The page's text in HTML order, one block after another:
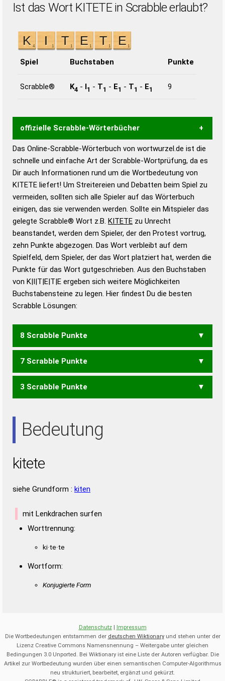
Ist das Wort KITETE in Scrabble erlaubt?
Spiel Buchstaben Punkte
Scrabble® K4 - I1 - T1 - E1 - T1 - E1 9
offizielle Scrabble-Wörterbücher
Wortwurzel liefert mit Hilfe eines semantischen
Wortanalyse-Algorithmus gute Anhaltspunkte zu
Wortbedeutung, Worttrennung und Wortform, um die
Gültigkeit eines Wortes für das Scrabble-Spiel zu
bestimmen!
zugelassene Turnier Scrabble-
Wörterbücher sind:
Duden – Standardwerk in 12 Bänden
Duden – Richtiges und gutes
Deutsch
Duden – Die deutsche Grammatik
Duden – Deutsches
Das Online-Scrabble-Wörterbuch von wortwurzel.de ist die
schnelle und einfache Art der Scrabble-Wortprüfung, da es
Dir auch Informationen rund um die Wortbedeutung von
KITETE liefert! Um Streitereien und Debatten beim Spiel zu
vermeiden, sollten sich alle Spieler auf das Wörterbuch
einigen, das sie verwenden werden. Sollte ein Mitspieler das
gelegte Scrabble® Wort z.B. KITETE zu Unrecht
beanstandet, werden dem Spieler, der den Protest vortrug,
zehn Punkte abgezogen. Das Wort verbleibt auf dem
Spielfeld, dem Spieler, der das Wort platziert hat, werden die
Punkte für das Wort gutgeschrieben. Aus den Buchstaben
von K|I|T|E|T|E ergeben sich weitere Möglichkeiten
Buchstabensteine zu legen. Hier findest Du die besten
Scrabble Lösungen:
8 Scrabble Punkte
KETTE KITTE
7 Scrabble Punkte
KETT KITT
3 Scrabble Punkte
Bedeutung
kitete
siehe Grundform : kiten
mit Lenkdrachen surfen
Worttrennung:
ki·te·te
Wortform:
Konjugierte Form
Datenschutz| Impressum
Die Wortbedeutungen entstammen der deutschen Wiktionaryund stehen unter der
Lizenz Creative Commons Namensnennung – Weitergabe unter gleichen
Bedingungen 3.0 Unported. Bei Wiktionary ist eine Liste der Autoren verfügbar. Die
Artikel zur Wortbedeutung wurden über einen semantischen Computer-Algorithmus
neu strukturiert, bearbeitet, ergänzt und gekürzt.